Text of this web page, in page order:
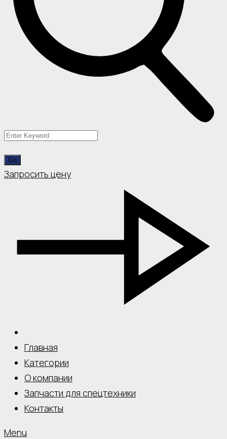
Запросить цену
Главная
Категории
О компании
Запчасти для спецтехники
Контакты
Menu